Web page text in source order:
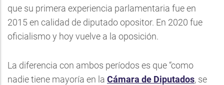
que su primera experiencia parlamentaria fue en
2015 en calidad de diputado opositor. En 2020 fue
oficialismo y hoy vuelve a la oposición.
La diferencia con ambos períodos es que “como
nadie tiene mayoría en la Cámara de Diputados, se